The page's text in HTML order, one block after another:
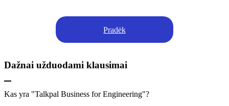
Pradėk
Dažnai užduodami klausimai
Kas yra "Talkpal Business for Engineering"?